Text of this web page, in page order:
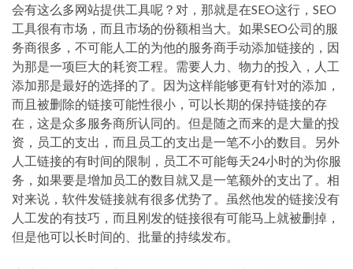
会有这么多网站提供工具呢？对，那就是在SEO这行，SEO
工具很有市场，而且市场的份额相当大。如果SEO公司的服
务商很多，不可能人工的为他的服务商手动添加链接的，因
为那是一项巨大的耗资工程。需要人力、物力的投入，人工
添加那是最好的选择的了。因为这样能够更有针对的添加，
而且被删除的链接可能性很小，可以长期的保持链接的存
在，这是众多服务商所认同的。但是随之而来的是大量的投
资，员工的支出，而且员工的支出是一笔不小的数目。另外
人工链接的有时间的限制，员工不可能每天24小时的为你服
务，如果要是增加员工的数目就又是一笔额外的支出了。相
对来说，软件发链接就有很多优势了。虽然他发的链接没有
人工发的有技巧，而且刚发的链接很有可能马上就被删掉，
但是他可以长时间的、批量的持续发布。